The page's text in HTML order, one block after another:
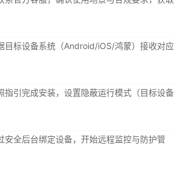
目标设备系统（Android/iOS/鸿蒙）接收对应
指引完成安装，设置隐蔽运行模式（目标设备
安全后台绑定设备，开始远程监控与防护管